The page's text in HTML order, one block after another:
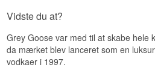
han havde en
gerne ville tro på.
Vidste du at?
Grey Goose var med til at skabe hele
da mærket blev lanceret som en
vodkaer i 1997.